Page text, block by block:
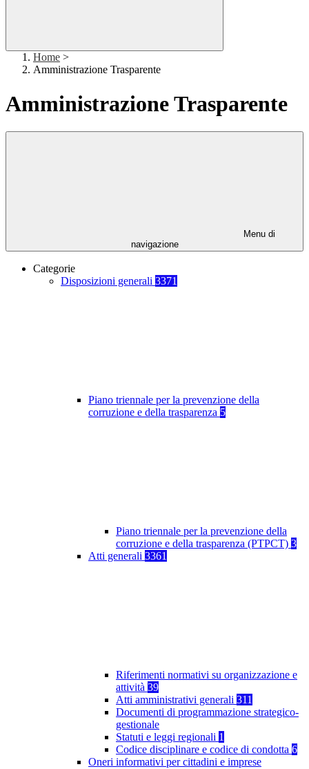
Home >
Amministrazione Trasparente
Amministrazione Trasparente
Menu di
navigazione
Categorie
Disposizioni generali 3371
Piano triennale per la prevenzione della
corruzione e della trasparenza 5
Piano triennale per la prevenzione della
corruzione e della trasparenza (PTPCT) 3
Atti generali 3361
Riferimenti normativi su organizzazione e
attività 39
Atti amministrativi generali 311
Documenti di programmazione strategico-
gestionale
Statuti e leggi regionali 1
Codice disciplinare e codice di condotta 6
Oneri informativi per cittadini e imprese